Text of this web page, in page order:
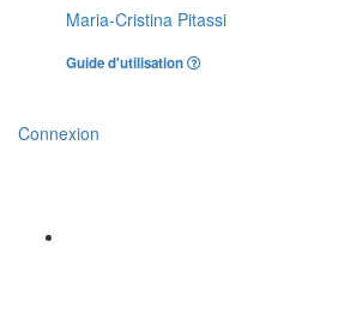
Maria-Cristina Pitassi
Guide d'utilisation
Connexion